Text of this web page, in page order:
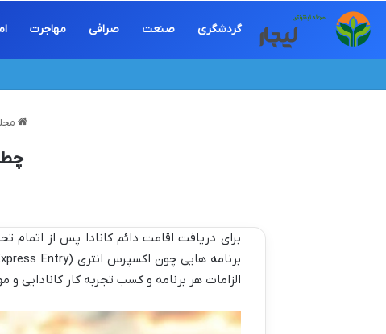
گردشگری صنعت صرافی مهاجرت
الزامات هر برنامه و کسب تجربه کار کانادایی